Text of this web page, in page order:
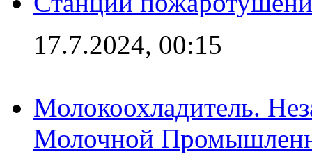
17.7.2024, 00:15
Молокоохладитель.
Молочной